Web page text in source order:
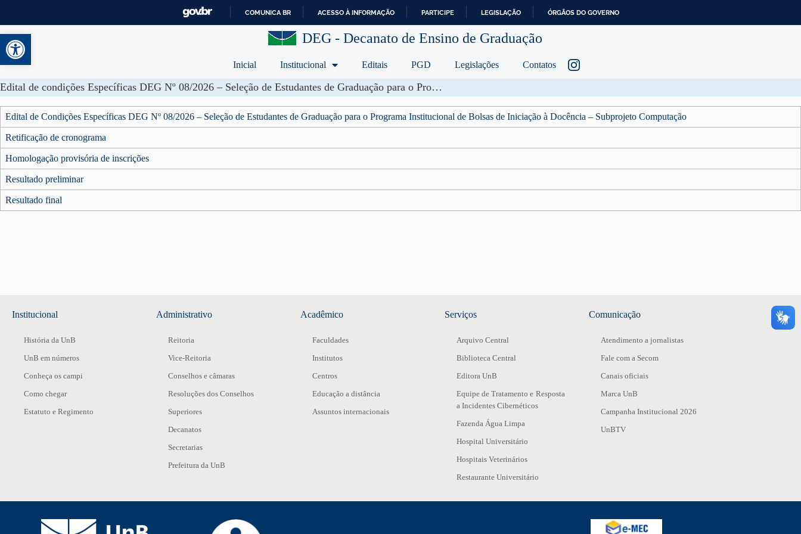
Abrir a barra de ferramentas
R
C
O
N
E
D
COMUNICA BR ACESSO À INFORMAÇÃO PARTICIPE LEGISLAÇÃO ÓRGÃOS DO GOVERNO
DEG - Decanato de Ensino de Graduação
Inicial Institucional Editais PGD Legislações Contatos
Edital de condições Específicas DEG Nº 08/2026 – Seleção de Estudantes de Graduação para o Programa Institucional de Bolsas de Iniciação à Docência – Subprojeto Computação
Edital de Condições Específicas DEG Nº 08/2026 – Seleção de Estudantes de Graduação para o Programa Institucional de Bolsas de Iniciação à Docência – Subprojeto Computação
Retificação de cronograma
Homologação provisória de inscrições
Resultado preliminar
Resultado final
Institucional
História da UnB
UnB em números
Conheça os campi
Como chegar
Estatuto e Regimento
Administrativo
Reitoria
Vice-Reitoria
Conselhos e câmaras
Resoluções dos Conselhos
Superiores
Decanatos
Secretarias
Prefeitura da UnB
Acadêmico
Faculdades
Institutos
Centros
Educação a distância
Assuntos internacionais
Serviços
Arquivo Central
Biblioteca Central
Editora UnB
Equipe de Tratamento e Resposta
a Incidentes Cibernéticos
Fazenda Água Limpa
Hospital Universitário
Hospitais Veterinários
Restaurante Universitário
Comunicação
Atendimento a jornalistas
Fale com a Secom
Canais oficiais
Marca UnB
Campanha Institucional 2026
UnBTV